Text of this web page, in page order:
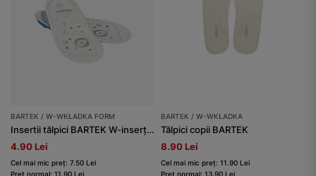
BARTEK / W-WKŁADKA FORM
Insertii tălpici BARTEK W-inserție, alb
4.90 Lei
Cel mai mic preț: 7.50 Lei
Preț normal: 11.90 Lei
BARTEK / W-WKŁADKA
Tălpici copii BARTEK
8.90 Lei
Cel mai mic preț: 11.90 Lei
Preț normal: 13.90 Lei